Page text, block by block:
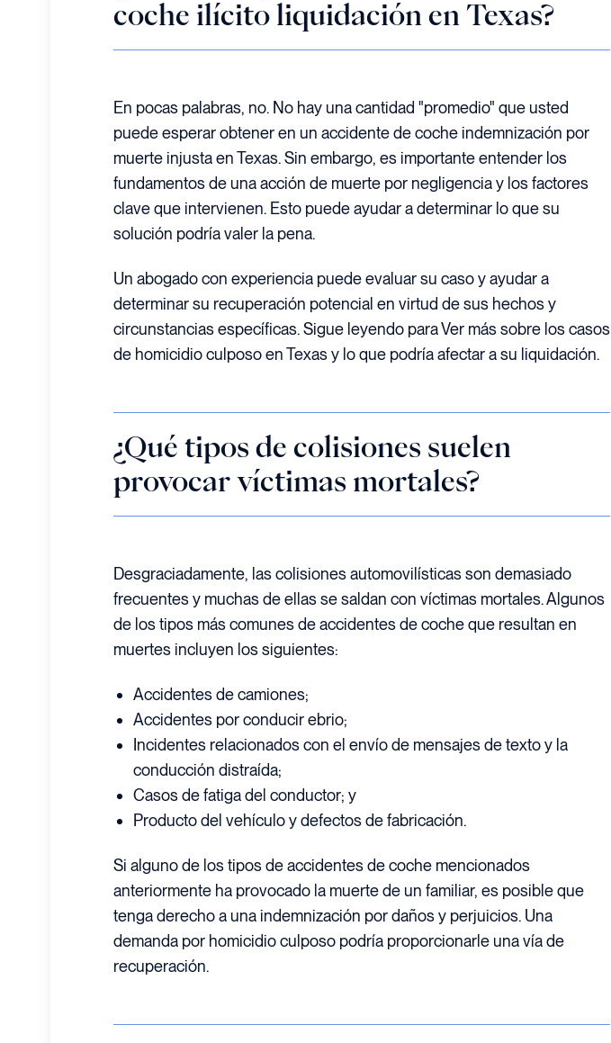
coche ilícito liquidación en Texas?
En pocas palabras, no. No hay una cantidad "promedio" que usted
puede esperar obtener en un accidente de coche indemnización por
muerte injusta en Texas. Sin embargo, es importante entender los
fundamentos de una acción de muerte por negligencia y los factores
clave que intervienen. Esto puede ayudar a determinar lo que su
solución podría valer la pena.
Un abogado con experiencia puede evaluar su caso y ayudar a
determinar su recuperación potencial en virtud de sus hechos y
circunstancias específicas. Sigue leyendo para Ver más sobre los casos
de homicidio culposo en Texas y lo que podría afectar a su liquidación.
¿Qué tipos de colisiones suelen
provocar víctimas mortales?
Desgraciadamente, las colisiones automovilísticas son demasiado
frecuentes y muchas de ellas se saldan con víctimas mortales. Algunos
de los tipos más comunes de accidentes de coche que resultan en
muertes incluyen los siguientes:
Accidentes de camiones;
Accidentes por conducir ebrio;
Incidentes relacionados con el envío de mensajes de texto y la
conducción distraída;
Casos de fatiga del conductor; y
Producto del vehículo y defectos de fabricación.
Si alguno de los tipos de accidentes de coche mencionados
anteriormente ha provocado la muerte de un familiar, es posible que
tenga derecho a una indemnización por daños y perjuicios. Una
demanda por homicidio culposo podría proporcionarle una vía de
recuperación.